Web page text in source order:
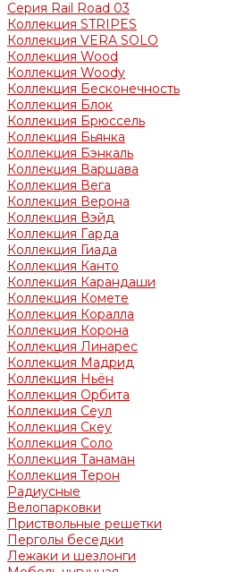
Серия Rail Road 03
Коллекция STRIPES
Коллекция VERA SOLO
Коллекция Wood
Коллекция Woody
Коллекция Бесконечность
Коллекция Блок
Коллекция Брюссель
Коллекция Бьянка
Коллекция Бэнкаль
Коллекция Варшава
Коллекция Вега
Коллекция Верона
Коллекция Вэйд
Коллекция Гарда
Коллекция Гиада
Коллекция Канто
Коллекция Карандаши
Коллекция Комете
Коллекция Коралла
Коллекция Корона
Коллекция Линарес
Коллекция Мадрид
Коллекция Ньён
Коллекция Орбита
Коллекция Сеул
Коллекция Скеу
Коллекция Соло
Коллекция Танаман
Коллекция Терон
Радиусные
Велопарковки
Приствольные решетки
Перголы беседки
Лежаки и шезлонги